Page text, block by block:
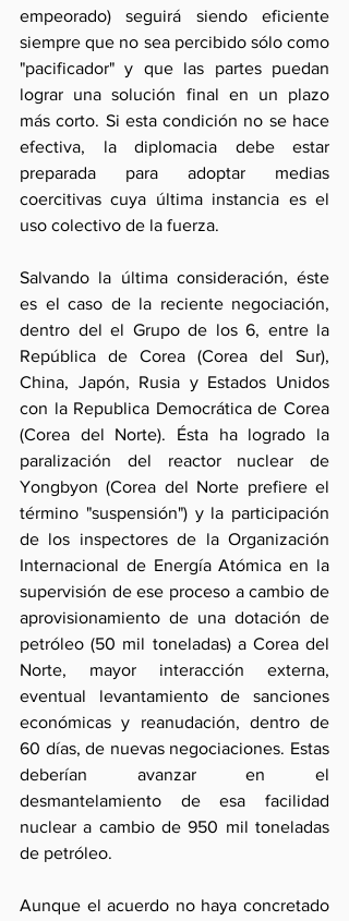
empeorado) seguirá siendo eficiente
siempre que no sea percibido sólo como
"pacificador" y que las partes puedan
lograr una solución final en un plazo
más corto. Si esta condición no se hace
efectiva, la diplomacia debe estar
preparada para adoptar medias
coercitivas cuya última instancia es el
uso colectivo de la fuerza.
Salvando la última consideración, éste
es el caso de la reciente negociación,
dentro del el Grupo de los 6, entre la
República de Corea (Corea del Sur),
China, Japón, Rusia y Estados Unidos
con la Republica Democrática de Corea
(Corea del Norte). Ésta ha logrado la
paralización del reactor nuclear de
Yongbyon (Corea del Norte prefiere el
término "suspensión") y la participación
de los inspectores de la Organización
Internacional de Energía Atómica en la
supervisión de ese proceso a cambio de
aprovisionamiento de una dotación de
petróleo (50 mil toneladas) a Corea del
Norte, mayor interacción externa,
eventual levantamiento de sanciones
económicas y reanudación, dentro de
60 días, de nuevas negociaciones. Estas
deberían avanzar en el
desmantelamiento de esa facilidad
nuclear a cambio de 950 mil toneladas
de petróleo.
Aunque el acuerdo no haya concretado